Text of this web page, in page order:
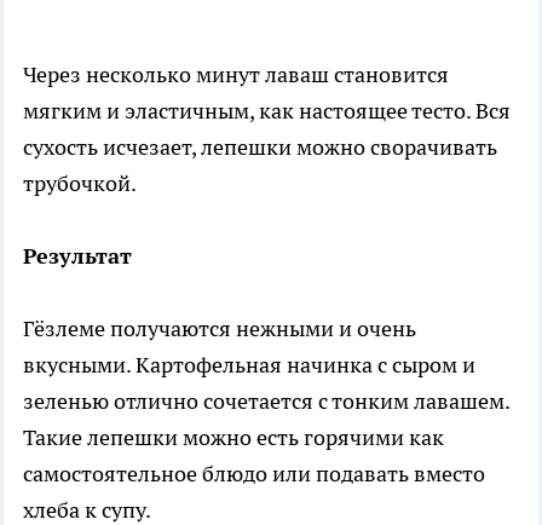
Через несколько минут лаваш становится
мягким и эластичным, как настоящее тесто. Вся
сухость исчезает, лепешки можно сворачивать
трубочкой.
Результат
Гёзлеме получаются нежными и очень
вкусными. Картофельная начинка с сыром и
зеленью отлично сочетается с тонким лавашем.
Такие лепешки можно есть горячими как
самостоятельное блюдо или подавать вместо
хлеба к супу.